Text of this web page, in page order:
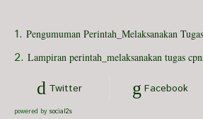
1. Pengumuman Perintah_Melaksanakan
2. Lampiran perintah_melaksanakan tugas
Twitter Facebook
powered by social2s